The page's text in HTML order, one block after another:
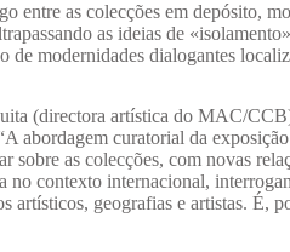
entre as colecções em depósito,
as ideias de
de modernidades dialogantes
(directora artística do MAC/
abordagem curatorial da exposição
sobre as colecções, com novas
no contexto internacional,
artísticos, geografias e artistas. É,